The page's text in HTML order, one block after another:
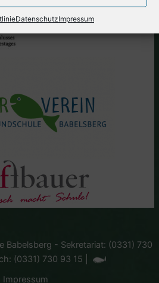
DatenschutzImpressum
Babelsberg - Sekretariat: (0331) 730
(0331) 730 93 15 |
Impressum